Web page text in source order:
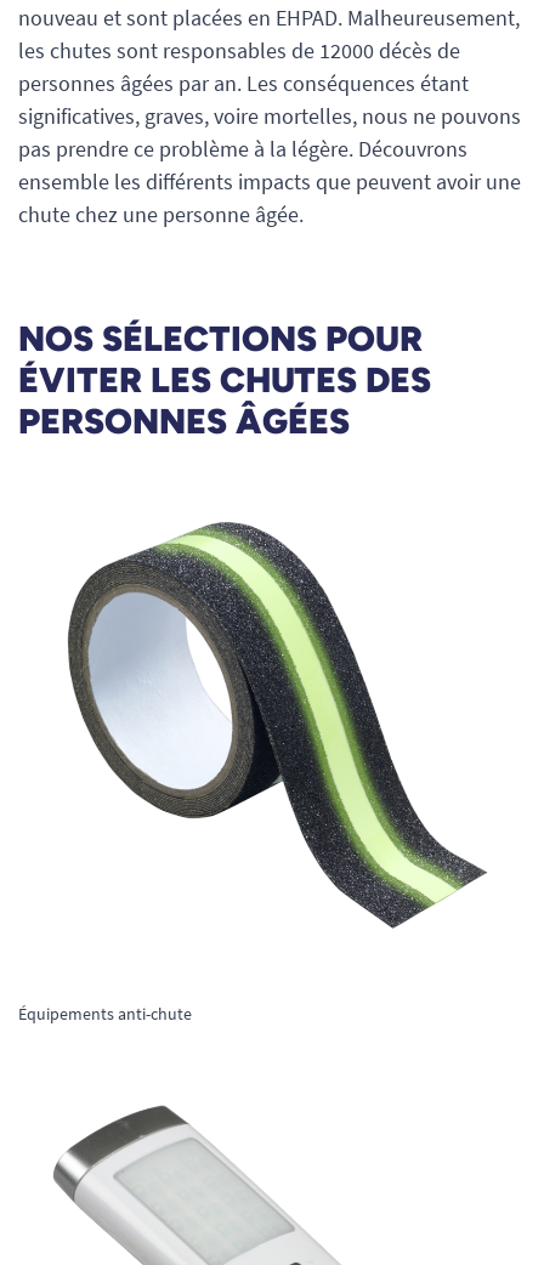
nouveau et sont placées en EHPAD. Malheureusement,
les chutes sont responsables de 12000 décès de
personnes âgées par an. Les conséquences étant
significatives, graves, voire mortelles, nous ne pouvons
pas prendre ce problème à la légère. Découvrons
ensemble les différents impacts que peuvent avoir une
chute chez une personne âgée.
NOS SÉLECTIONS POUR
ÉVITER LES CHUTES DES
PERSONNES ÂGÉES
Équipements anti-chute